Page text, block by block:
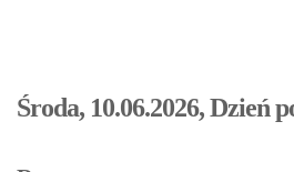
Środa, 10.06.2026, Dzień